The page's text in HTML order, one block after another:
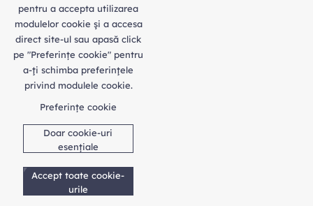
pentru a accepta utilizarea
modulelor cookie şi a accesa
direct site-ul sau apasă click
pe "Preferințe cookie" pentru
a-ţi schimba preferinţele
privind modulele cookie.
Preferințe cookie
Doar cookie-uri
esențiale
Accept toate cookie-
urile